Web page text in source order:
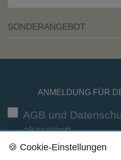
🍪 Cookie-Einstellungen
SONDERANGEBOT
ANMELDUNG FÜR
AGB und
akzeptiert